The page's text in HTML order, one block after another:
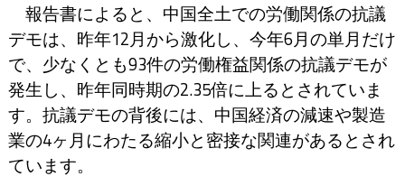
報告書によると、中国全土での労働関係の抗議
デモは、昨年12月から激化し、今年6月の単月だけ
で、少なくとも93件の労働権益関係の抗議デモが
発生し、昨年同時期の2.35倍に上るとされていま
す。抗議デモの背後には、中国経済の減速や製造
業の4ヶ月にわたる縮小と密接な関連があるとされ
ています。